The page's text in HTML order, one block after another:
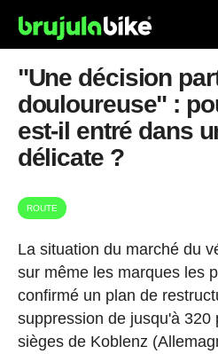
"Une décision
douloureuse" :
est-il entré dans
délicate ?
ROUTE
La situation du marché du
sur même les marques les
confirmé un plan de
suppression de jusqu'à 320
sièges de Koblenz